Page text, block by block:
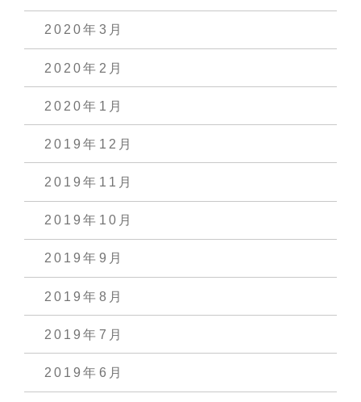
2020年3月
2020年2月
2020年1月
2019年12月
2019年11月
2019年10月
2019年9月
2019年8月
2019年7月
2019年6月